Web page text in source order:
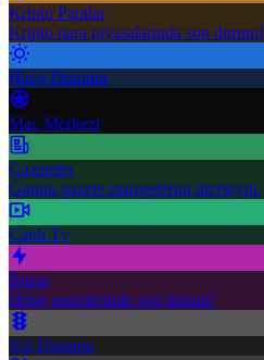
Kripto Paralar
Kripto para piyasalarında son durum!
Hava Durumu
Maç Merkezi
Gazeteler
Günün gazete manşetlerini inceleyin.
Canlı Tv
Borsa
Hisse senetlerinde son durum!
Yol Durumu